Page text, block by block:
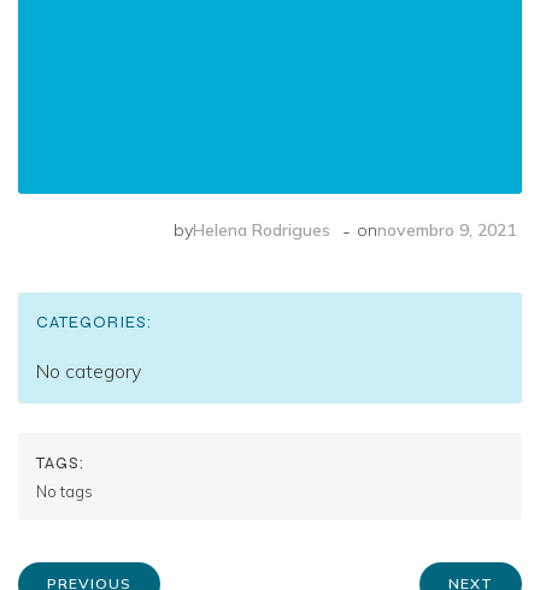
byHelena Rodrigues - onnovembro 9, 2021
CATEGORIES:
No category
TAGS:
No tags
PREVIOUS NEXT